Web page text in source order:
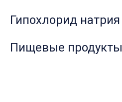
Гипохлорид натрия
Пищевые продукты